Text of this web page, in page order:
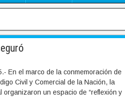
En el marco de la conmemoración de
Civil y Comercial de la Nación, la
un espacio de “reflexión y